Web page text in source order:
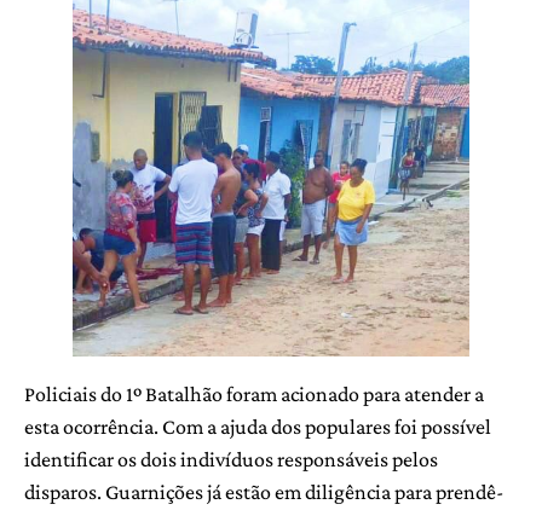
Policiais do 1º Batalhão foram acionado para atender a
esta ocorrência. Com a ajuda dos populares foi possível
identificar os dois indivíduos responsáveis pelos
disparos. Guarnições já estão em diligência para prendê-